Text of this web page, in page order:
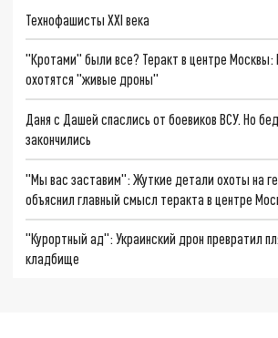
Технофашисты XXI века
"Кротами" были все? Теракт в центре Москвы:
охотятся "живые дроны"
Даня с Дашей спаслись от боевиков ВСУ. Но
закончились
"Мы вас заставим": Жуткие детали охоты на
объяснил главный смысл теракта в центре
"Курортный ад": Украинский дрон превратил
кладбище